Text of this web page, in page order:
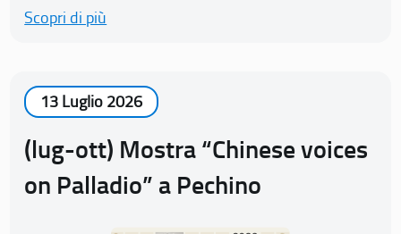
Scopri di più
13 Luglio 2026
(lug-ott) Mostra “Chinese voices
on Palladio” a Pechino